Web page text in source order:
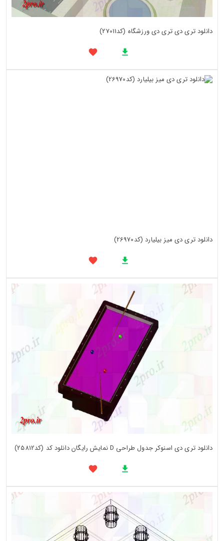
دانلود تری دی تری دی ورزشگاه (کد27011)
دانلود تری دی میز بیلیارد (کد26970)
دانلود تری دی اسنوکر جدول طراحی D نمایش رایگان دانلود کد (کد25812)